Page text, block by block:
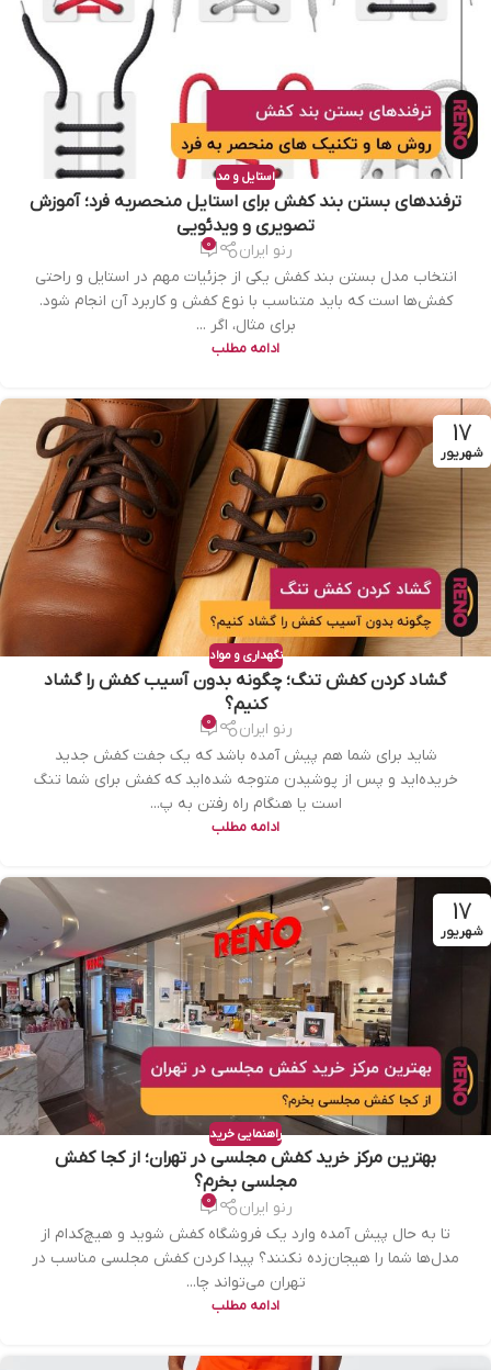
استایل و مد
ترفندهای بستن بند کفش برای استایل منحصربه ‌فرد؛ آموزش
تصویری و ویدئویی
رنو ایران 0
انتخاب مدل بستن بند کفش یکی از جزئیات مهم در استایل و راحتی
کفش‌ها است که باید متناسب با نوع کفش و کاربرد آن انجام شود.
برای مثال، اگر ...
ادامه مطلب
17
شهریور
نگهداری و مواد
گشاد کردن کفش تنگ؛ چگونه بدون آسیب کفش را گشاد
کنیم؟
رنو ایران 0
شاید برای شما هم پیش آمده باشد که یک جفت کفش جدید
خریده‌اید و پس از پوشیدن متوجه شده‌اید که کفش برای شما تنگ
است یا هنگام راه رفتن به پ...
ادامه مطلب
17
شهریور
راهنمایی خرید
بهترین مرکز خرید کفش مجلسی در تهران؛ از کجا کفش
مجلسی بخرم؟
رنو ایران 0
تا به حال پیش آمده وارد یک فروشگاه کفش شوید و هیچ‌کدام از
مدل‌ها شما را هیجان‌زده نکنند؟ پیدا کردن کفش مجلسی مناسب در
تهران می‌تواند چا...
ادامه مطلب